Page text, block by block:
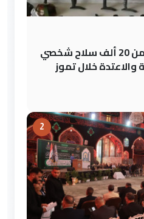
الداخلية: تسجيل أكثر من 20 ألف سلاح شخصي
خلال تموز
2